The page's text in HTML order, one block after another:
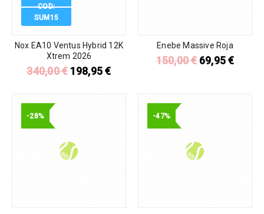
COD:
SUM15
Nox EA10 Ventus Hybrid 12K
Xtrem 2026
340,00€ 198,95€
Enebe Massive Roja
150,00€ 69,95€
-28% -47%